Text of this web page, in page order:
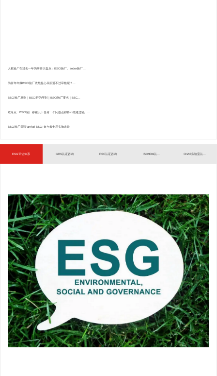
人权验厂在过去一年的事件大盘点：BSCI验厂、sedex验厂...
为何年年做BSCI验厂依然提心吊胆通不过审核呢？...
BSCI验厂原则｜BSCI行为守则｜BSCI验厂要求｜BSC...
致命点：BSCI验厂存在以下任何一个问题点都将不能通过验厂...
BSCI验厂必读”amfori BSCI 参与者专用实施条款
ESG评估体系 GRS认证咨询 FSC认证咨询 ISO9001认... CNAS实验室认...